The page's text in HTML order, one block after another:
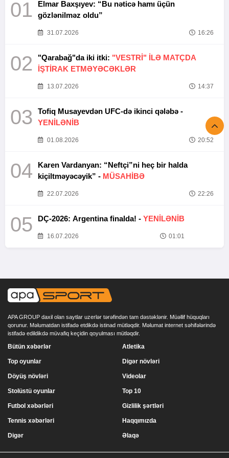
01
Elmar Baxşıyev: “Bu nəticə hamı üçün
gözlənilməz oldu”
31.07.2026 16:26
02 "Qarabağ"da iki itki: "VESTRİ" İLƏ MATÇDA
İŞTİRAK ETMƏYƏCƏKLƏR
13.07.2026 14:37
03
Tofiq Musayevdən UFC-də ikinci qələbə -
YENİLƏNİB
01.08.2026 20:52
04
Karen Vardanyan: “Neftçi”ni heç bir halda
kiçiltməyəcəyik” - MÜSAHİBƏ
22.07.2026 22:26
05 DÇ-2026: Argentina finalda! - YENİLƏNİB
16.07.2026 01:01
APA GROUP daxil olan saytlar uzerlər tərəfindən tam dəstəklənir. Müəllif hüquqları
qorunur. Məlumatdan istifadə etdikdə istinad mütləqdir. Məlumat internet səhifələrində
istifadə edildikdə müvafiq keçidin qoyulması mütləqdir.
Bütün xəbərlər
Top oyunlar
Döyüş növləri
Stolüstü oyunlar
Atletika
Digər növləri
Videolar
Top 10
Futbol xəbərləri
Tennis xəbərləri
Digər
Gizlilik şərtləri
Haqqımızda
Əlaqə